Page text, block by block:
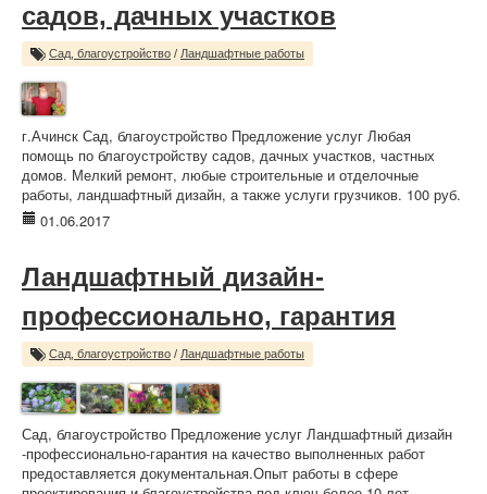
садов, дачных участков
Сад, благоустройство / Ландшафтные работы
г.Ачинск Сад, благоустройство Предложение услуг Любая
помощь по благоустройству садов, дачных участков, частных
домов. Мелкий ремонт, любые строительные и отделочные
работы, ландшафтный дизайн, а также услуги грузчиков. 100 руб.
01.06.2017
Ландшафтный дизайн-
профессионально, гарантия
Сад, благоустройство / Ландшафтные работы
Сад, благоустройство Предложение услуг Ландшафтный дизайн
-профессионально-гарантия на качество выполненных работ
предоставляется документальная.Опыт работы в сфере